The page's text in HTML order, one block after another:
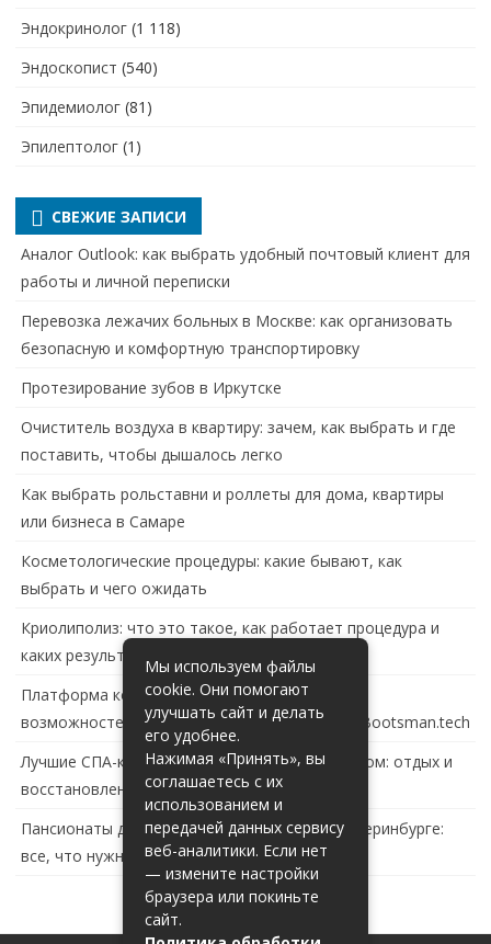
Эндокринолог (1 118)
Эндоскопист (540)
Эпидемиолог (81)
Эпилептолог (1)
СВЕЖИЕ ЗАПИСИ
Аналог Outlook: как выбрать удобный почтовый клиент для
работы и личной переписки
Перевозка лежачих больных в Москве: как организовать
безопасную и комфортную транспортировку
Протезирование зубов в Иркутске
Очиститель воздуха в квартиру: зачем, как выбрать и где
поставить, чтобы дышалось легко
Как выбрать рольставни и роллеты для дома, квартиры
или бизнеса в Самаре
Косметологические процедуры: какие бывают, как
выбрать и чего ожидать
Криолиполиз: что это такое, как работает процедура и
каких результатов ждать
Платформа контейнеризации в России: обзор
возможностей и перспектив развития сайта Bootsman.tech
Лучшие СПА-комплексы в Тольятти с бассейном: отдых и
восстановление за городом
Пансионаты для пожилых с деменцией в Екатеринбурге:
все, что нужно знать
Мы используем файлы
cookie. Они помогают
улучшать сайт и делать
его удобнее.
Нажимая «Принять», вы
соглашаетесь с их
использованием и
передачей данных сервису
веб-аналитики. Если нет
— измените настройки
браузера или покиньте
сайт.